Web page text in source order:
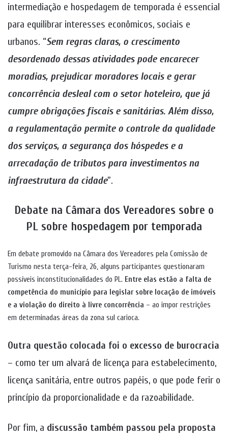
intermediação e hospedagem de temporada é essencial
para equilibrar interesses econômicos, sociais e
urbanos. “Sem regras claras, o crescimento
desordenado dessas atividades pode encarecer
moradias, prejudicar moradores locais e gerar
concorrência desleal com o setor hoteleiro, que já
cumpre obrigações fiscais e sanitárias. Além disso,
a regulamentação permite o controle da qualidade
dos serviços, a segurança dos hóspedes e a
arrecadação de tributos para investimentos na
infraestrutura da cidade”.
Debate na Câmara dos Vereadores sobre o
PL sobre hospedagem por temporada
Em debate promovido na Câmara dos Vereadores pela Comissão de
Turismo nesta terça-feira, 26, alguns participantes questionaram
possíveis inconstitucionalidades do PL. Entre elas estão a falta de
competência do município para legislar sobre locação de imóveis
e a violação do direito à livre concorrência – ao impor restrições
em determinadas áreas da zona sul carioca.
Outra questão colocada foi o excesso de burocracia
– como ter um alvará de licença para estabelecimento,
licença sanitária, entre outros papéis, o que pode ferir o
princípio da proporcionalidade e da razoabilidade.
Por fim, a discussão também passou pela proposta